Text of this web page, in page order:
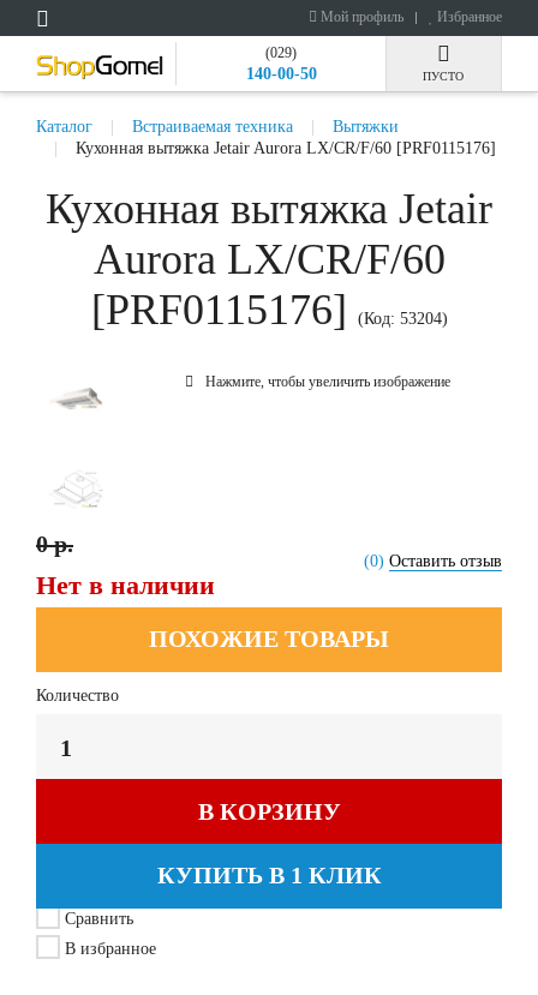
Мой профиль Избранное
(029)
140-00-50 ПУСТО
Каталог Встраиваемая техника
Вытяжки
Кухонная вытяжка Jetair Aurora LX/CR/F/60 [PRF0115176]
Кухонная вытяжка Jetair
Aurora LX/CR/F/60
[PRF0115176]
(Код: 53204)
Нажмите, чтобы увеличить изображение
(0) Оставить отзыв
0 р.
Нет в наличии
ПОХОЖИЕ ТОВАРЫ
Количество
В КОРЗИНУ
КУПИТЬ В 1 КЛИК
Сравнить
В избранное